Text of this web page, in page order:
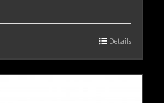
Details